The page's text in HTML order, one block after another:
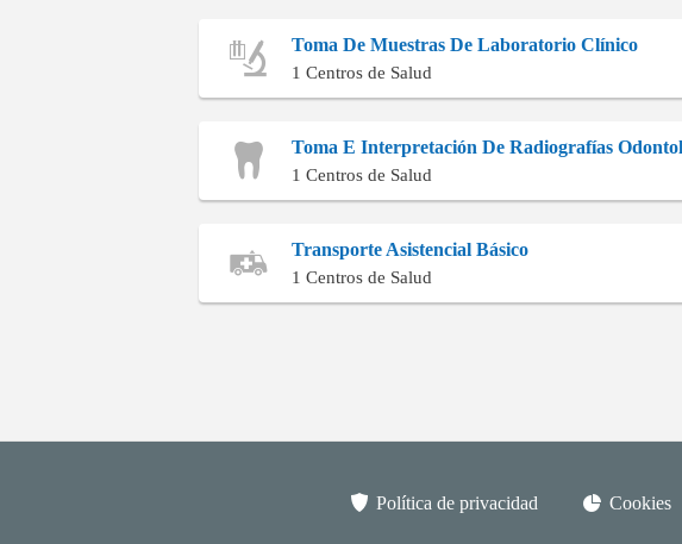
Toma De Muestras De Laboratorio Clínico
1 Centros de Salud
Toma E Interpretación De Radiografías
1 Centros de Salud
Transporte Asistencial Básico
1 Centros de Salud
Política de privacidad Cookies